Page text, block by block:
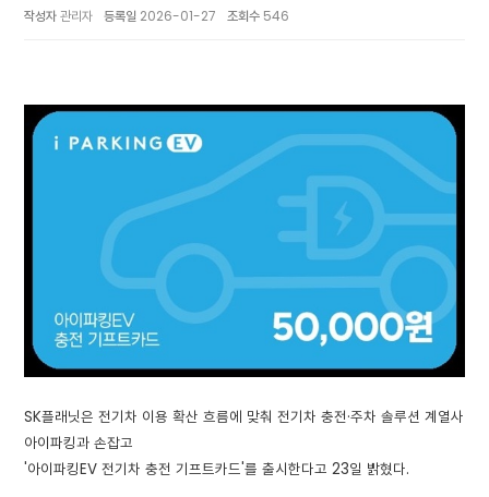
작성자관리자 등록일 2026-01-27 조회수 546
SK플래닛은 전기차 이용 확산 흐름에 맞춰 전기차 충전·주차 솔루션 계열사
아이파킹과 손잡고
'아이파킹EV 전기차 충전 기프트카드'를 출시한다고 23일 밝혔다.